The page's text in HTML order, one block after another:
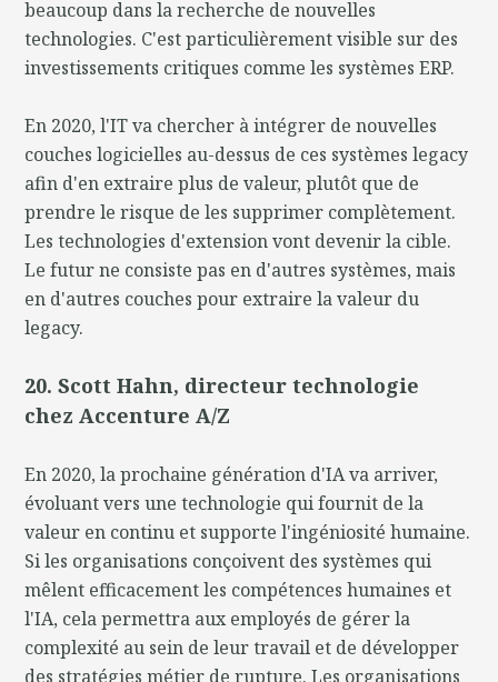
beaucoup dans la recherche de nouvelles
technologies. C'est particulièrement visible sur des
investissements critiques comme les systèmes ERP.
En 2020, l'IT va chercher à intégrer de nouvelles
couches logicielles au-dessus de ces systèmes legacy
afin d'en extraire plus de valeur, plutôt que de
prendre le risque de les supprimer complètement.
Les technologies d'extension vont devenir la cible.
Le futur ne consiste pas en d'autres systèmes, mais
en d'autres couches pour extraire la valeur du
legacy.
20. Scott Hahn, directeur technologie
chez Accenture A/Z
En 2020, la prochaine génération d'IA va arriver,
évoluant vers une technologie qui fournit de la
valeur en continu et supporte l'ingéniosité humaine.
Si les organisations conçoivent des systèmes qui
mêlent efficacement les compétences humaines et
l'IA, cela permettra aux employés de gérer la
complexité au sein de leur travail et de développer
des stratégies métier de rupture. Les organisations